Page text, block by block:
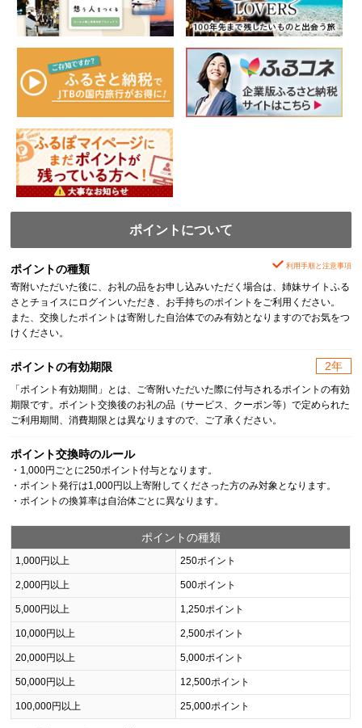
ポイントについて
ポイントの種類 利用手順と注意事項
寄附いただいた後に、お礼の品をお申し込みいただく場合は、姉妹サイトふる
さとチョイスにログインいただき、お手持ちのポイントをご利用ください。
また、交換したポイントは寄附した自治体でのみ有効となりますのでお気をつ
けください。
ポイントの有効期限 2年
「ポイント有効期間」とは、ご寄附いただいた際に付与されるポイントの有効
期限です。ポイント交換後のお礼の品（サービス、クーポン等）で定められた
ご利用期間、消費期限とは異なりますので、ご了承ください。
ポイント交換時のルール
・1,000円ごとに250ポイント付与となります。
・ポイント発行は1,000円以上寄附してくださった方のみ対象となります。
・ポイントの換算率は自治体ごとに異なります。
ポイントの種類
1,000円以上 250ポイント
2,000円以上 500ポイント
5,000円以上 1,250ポイント
10,000円以上 2,500ポイント
20,000円以上 5,000ポイント
50,000円以上 12,500ポイント
100,000円以上 25,000ポイント